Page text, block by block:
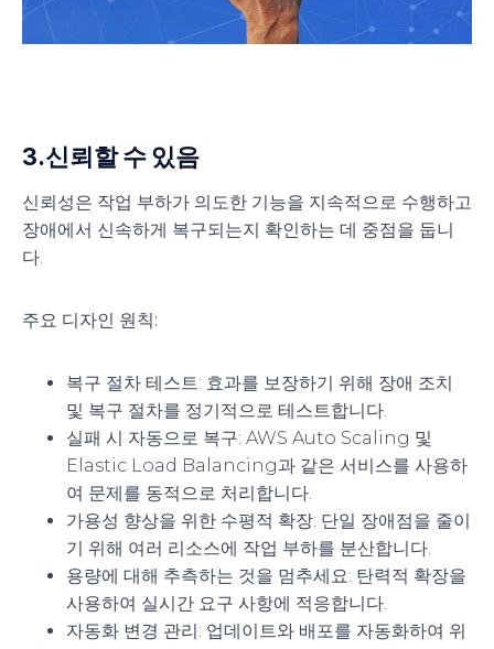
3.신뢰할 수 있음
신뢰성은 작업 부하가 의도한 기능을 지속적으로 수행하고
장애에서 신속하게 복구되는지 확인하는 데 중점을 둡니
다.
주요 디자인 원칙:
복구 절차 테스트: 효과를 보장하기 위해 장애 조치
및 복구 절차를 정기적으로 테스트합니다.
실패 시 자동으로 복구: AWS Auto Scaling 및
Elastic Load Balancing과 같은 서비스를 사용하
여 문제를 동적으로 처리합니다.
가용성 향상을 위한 수평적 확장: 단일 장애점을 줄이
기 위해 여러 리소스에 작업 부하를 분산합니다.
용량에 대해 추측하는 것을 멈추세요: 탄력적 확장을
사용하여 실시간 요구 사항에 적응합니다.
자동화 변경 관리: 업데이트와 배포를 자동화하여 위